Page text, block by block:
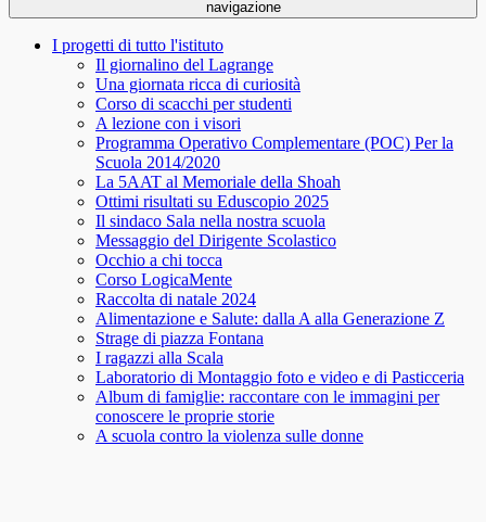
navigazione
I progetti di tutto l'istituto
Il giornalino del Lagrange
Una giornata ricca di curiosità
Corso di scacchi per studenti
A lezione con i visori
Programma Operativo Complementare (POC) Per la
Scuola 2014/2020
La 5AAT al Memoriale della Shoah
Ottimi risultati su Eduscopio 2025
Il sindaco Sala nella nostra scuola
Messaggio del Dirigente Scolastico
Occhio a chi tocca
Corso LogicaMente
Raccolta di natale 2024
Alimentazione e Salute: dalla A alla Generazione Z
Strage di piazza Fontana
I ragazzi alla Scala
Laboratorio di Montaggio foto e video e di Pasticceria
Album di famiglie: raccontare con le immagini per
conoscere le proprie storie
A scuola contro la violenza sulle donne